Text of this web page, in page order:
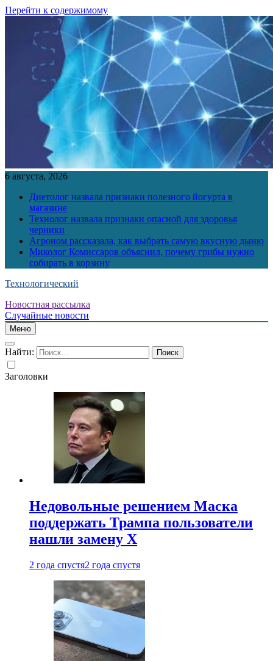
Перейти к содержимому
6 августа, 2026
Диетолог назвала признаки полезного йогурта в
магазине
Технолог назвала признаки опасной для здоровья
черники
Агроном рассказала, как выбрать самую вкусную дыню
Миколог Комиссаров объяснил, почему грибы нужно
собирать в корзину
Технологический
Новостная рассылка
Случайные новости
Меню
Найти:
Заголовки
Недовольные решением Маска
поддержать Трампа пользователи
нашли замену X
2 года спустя2 года спустя